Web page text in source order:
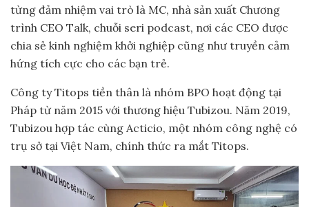
từng đảm nhiệm vai trò là MC, nhà sản xuất Chương
trình CEO Talk, chuỗi seri podcast, nơi các CEO được
chia sẻ kinh nghiệm khởi nghiệp cũng như truyền cảm
hứng tích cực cho các bạn trẻ.
Công ty Titops tiền thân là nhóm BPO hoạt động tại
Pháp từ năm 2015 với thương hiệu Tubizou. Năm 2019,
Tubizou hợp tác cùng Acticio, một nhóm công nghệ có
trụ sở tại Việt Nam, chính thức ra mắt Titops.